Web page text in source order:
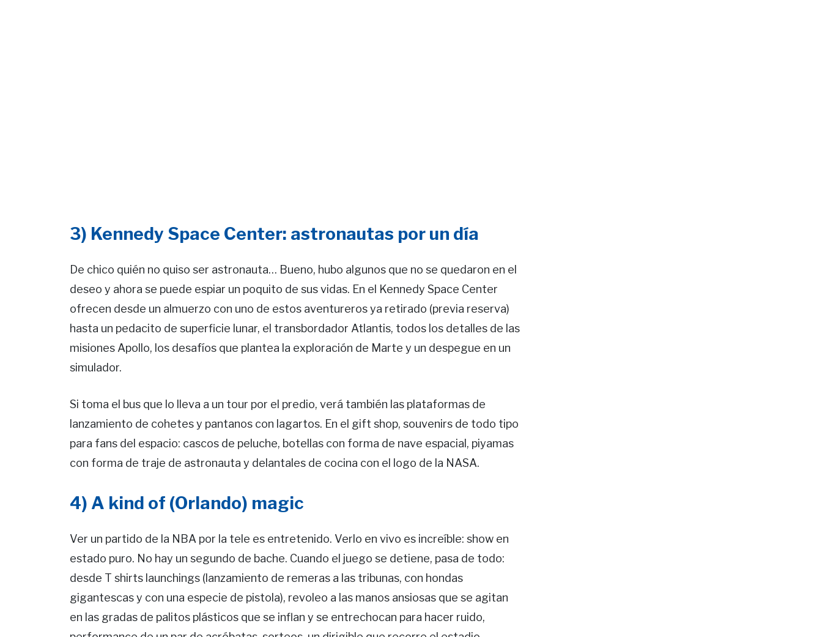
3) Kennedy Space Center: astronautas por un día
De chico quién no quiso ser astronauta… Bueno, hubo algunos que no se quedaron en el
deseo y ahora se puede espiar un poquito de sus vidas. En el Kennedy Space Center
ofrecen desde un almuerzo con uno de estos aventureros ya retirado (previa reserva)
hasta un pedacito de superficie lunar, el transbordador Atlantis, todos los detalles de las
misiones Apollo, los desafíos que plantea la exploración de Marte y un despegue en un
simulador.
Si toma el bus que lo lleva a un tour por el predio, verá también las plataformas de
lanzamiento de cohetes y pantanos con lagartos. En el gift shop, souvenirs de todo tipo
para fans del espacio: cascos de peluche, botellas con forma de nave espacial, piyamas
con forma de traje de astronauta y delantales de cocina con el logo de la NASA.
4) A kind of (Orlando) magic
Ver un partido de la NBA por la tele es entretenido. Verlo en vivo es increíble: show en
estado puro. No hay un segundo de bache. Cuando el juego se detiene, pasa de todo:
desde T shirts launchings (lanzamiento de remeras a las tribunas, con hondas
gigantescas y con una especie de pistola), revoleo a las manos ansiosas que se agitan
en las gradas de palitos plásticos que se inflan y se entrechocan para hacer ruido,